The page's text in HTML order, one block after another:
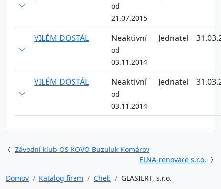
od
21.07.2015
VILÉM DOSTÁL Neaktivní
od
03.11.2014
Jednatel
VILÉM DOSTÁL Neaktivní
od
03.11.2014
Jednatel
Závodní klub OS KOVO Buzuluk Komárov
ELNA-renovace s.r.o.
Domov
Katalog firem Cheb GLASIERT, s.r.o.